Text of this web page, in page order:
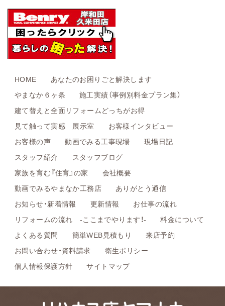
HOME
あなたのお困りごと解決します
やまなか６ヶ条
施工実績（事例別料金プラン集）
建て替えと全面リフォームどっちがお得
見て触って実感 展示室
お客様インタビュー
お客様の声
動画でみる工事現場
現場日記
スタッフ紹介
スタッフブログ
家族を育む『住育』の家
会社概要
動画でみるやまなか工務店
ありがとう通信
お知らせ・新着情報
更新情報
お仕事の流れ
リフォームの流れ -ここまでやります！-
料金について
よくある質問
簡単WEB見積もり
来店予約
お問い合わせ・資料請求
衛生ポリシー
個人情報保護方針
サイトマップ